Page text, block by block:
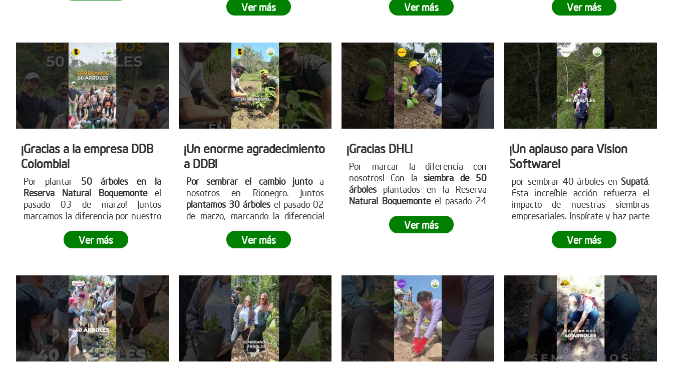
para cuidar nuestro planeta! Conoce
más en nuestra página web
Ver más
página web www.reddearboles.org
para más información y únete al
Ver más
Comenta “YO” si quieres ayudar a
detener la deforestación. Más en
Ver más
¡Gracias a la empresa DDB
Colombia!
Por plantar 50 árboles en la
Reserva Natural Boquemonteel
pasado 03 de marzo! Juntos
marcamos la diferencia por nuestro
Visita nuestra página web
para más detalles
Ver más
¡Un enorme agradecimiento
a DDB!
Por sembrar el cambio junto a
nosotros en Rionegro. Juntos
plantamos 30 árboles el pasado 02
de marzo, marcando la diferencia!
Anímate a participar en
nuestra próxima jornada de
sobre cómo puedes unirte, visita
nuestro sitio web
www.reddearboles.org
Ver más
¡Gracias DHL!
Por marcar la diferencia con
nosotros! Con lasiembra de 50
árboles plantados en la Reserva
Natural Boquemonteel pasado 24
través de la siembra empresarial se
puede dejar una huella significativa
futuro más sostenible
. Visita
nuestra página web para más
información sobre cómo puedes
participar. www.reddearboles.org
Ver más
¡Un aplauso para Vision
Software!
por sembrar 40 árboles en Supatá.
Esta increíble acción refuerza el
impacto de nuestras siembras
empresariales. Inspírate y haz parte
. Visita nuestra página web
para más detalles
Ver más